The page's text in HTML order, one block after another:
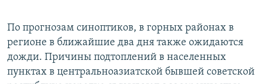
По прогнозам синоптиков, в горных районах в
регионе в ближайшие два дня также ожидаются
дожди. Причины подтоплений в населенных
пунктах в центральноазиатской бывшей советской